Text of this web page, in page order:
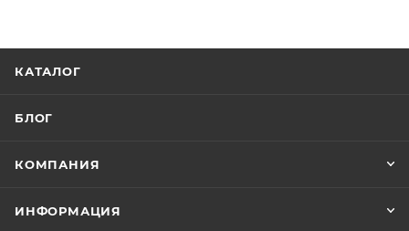
КАТАЛОГ
БЛОГ
КОМПАНИЯ
ИНФОРМАЦИЯ